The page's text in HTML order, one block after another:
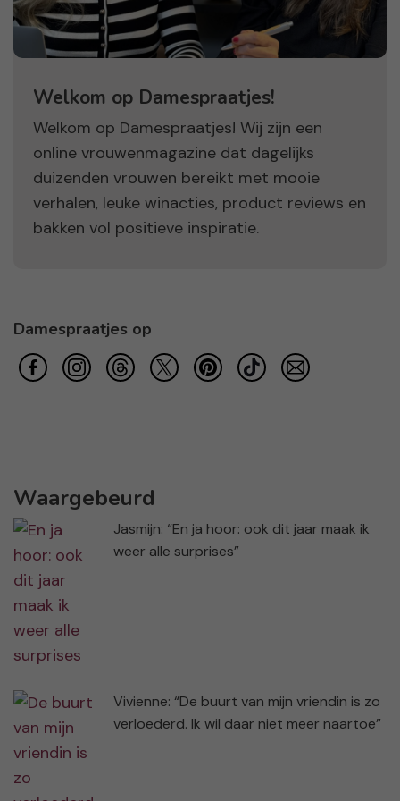
Welkom op Damespraatjes!
Welkom op Damespraatjes! Wij zijn een
online vrouwenmagazine dat dagelijks
duizenden vrouwen bereikt met mooie
verhalen, leuke winacties, product reviews en
bakken vol positieve inspiratie.
Damespraatjes op
Waargebeurd
Jasmijn: “En ja hoor: ook dit jaar maak ik
weer alle surprises”
Vivienne: “De buurt van mijn vriendin is zo
verloederd. Ik wil daar niet meer naartoe”